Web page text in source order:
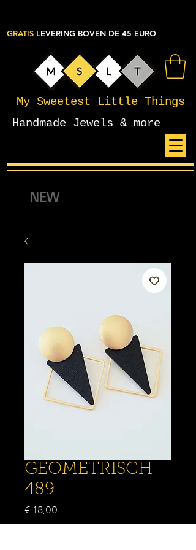
My Sweetest Little Things
Handmade Jewels & more
GRATIS LEVERING BOVEN DE 45 EURO
NEW
GEOMETRISCH
489
€ 18,00